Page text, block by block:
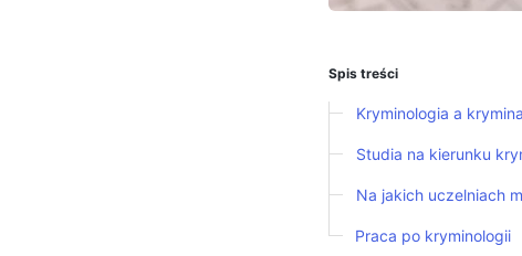
Spis treści
Kryminologia a
Studia na kierunku
Na jakich uczelniach
Praca po kryminologii